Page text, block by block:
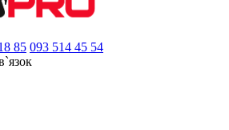
85 093 514 45 54